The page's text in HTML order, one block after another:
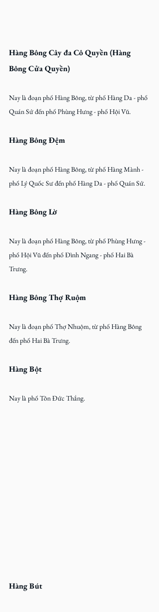
Hàng Bông Cây đa Cô Quyền (Hàng
Bông Cửa Quyền)
Nay là đoạn phố Hàng Bông, từ phố Hàng Da - phố
Quán Sứ đến phố Phùng Hưng - phố Hội Vũ.
Hàng Bông Đệm
Nay là đoạn phố Hàng Bông, từ phố Hàng Mành -
phố Lý Quốc Sư đến phố Hàng Da - phố Quán Sứ.
Hàng Bông Lờ
Nay là đoạn phố Hàng Bông, từ phố Phùng Hưng -
phố Hội Vũ đến phố Đình Ngang - phố Hai Bà
Trưng.
Hàng Bông Thợ Ruộm
Nay là đoạn phố Thợ Nhuộm, từ phố Hàng Bông
đến phố Hai Bà Trưng.
Hàng Bột
Nay là phố Tôn Đức Thắng.
Hàng Bút